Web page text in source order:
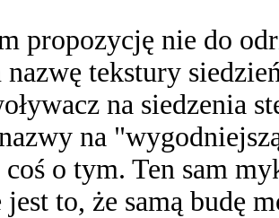
propozycję nie do
nazwę tekstury
na siedzenia
na
o tym. Ten sam
jest to, że samą budę